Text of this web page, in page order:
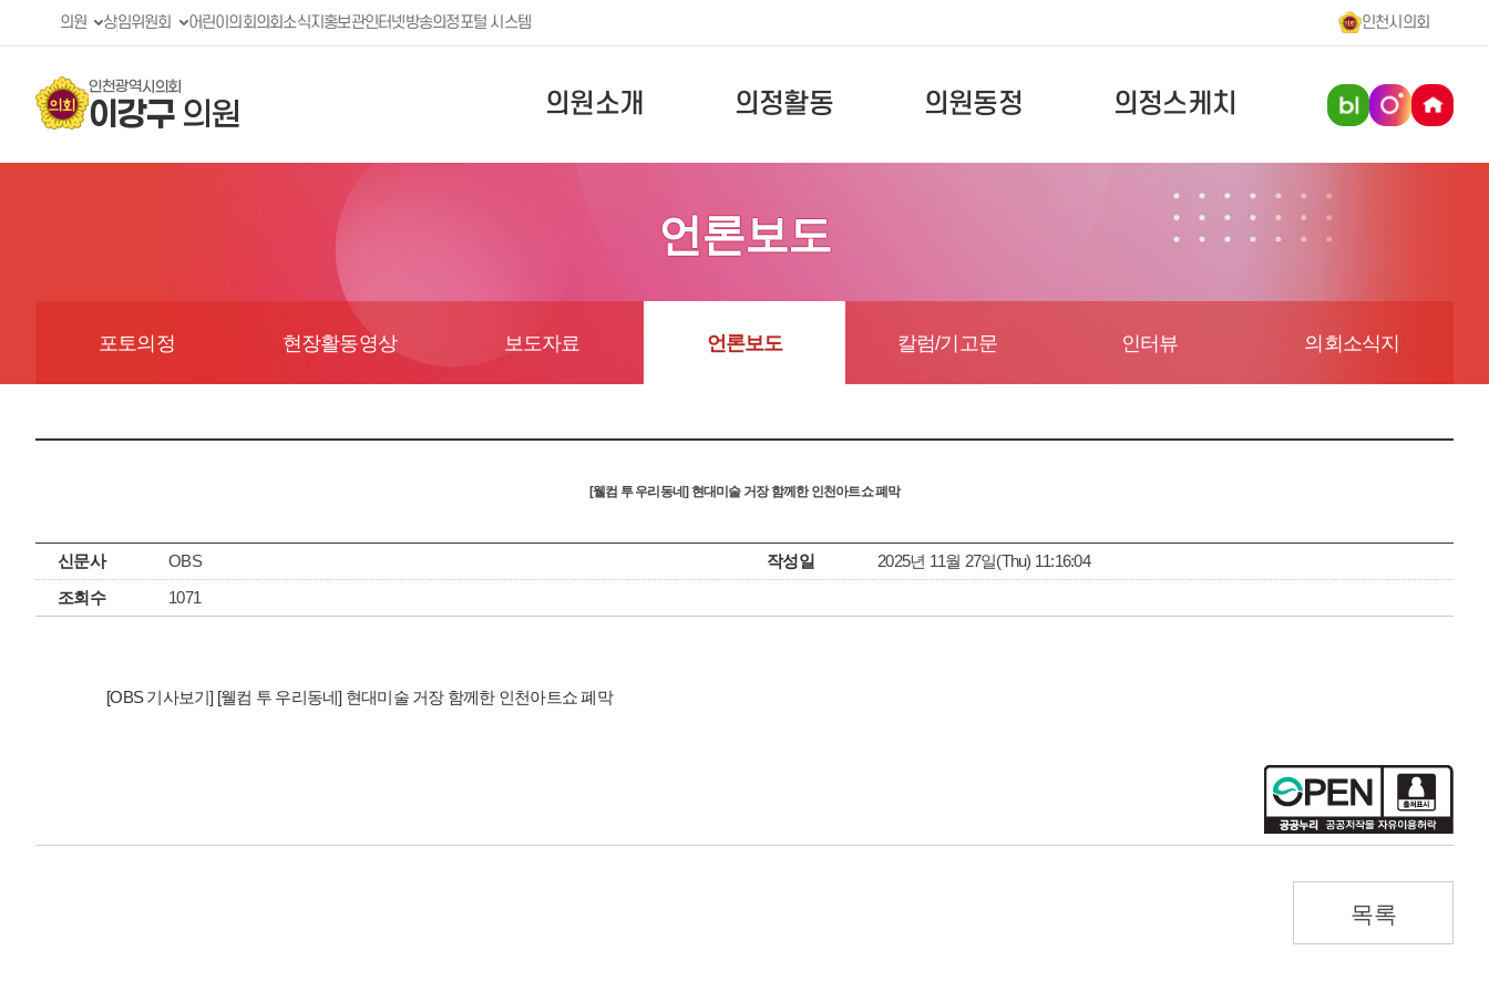
의원 상임위원회 어린이의회의회소식지 홍보관인터넷방송의정포털 시스템 인천시의회
인천광역시의회
이강구 의원 의원소개 의정활동 의원동정 의정스케치
언론보도
포토의정 현장활동영상 보도자료 언론보도 칼럼/기고문 인터뷰 의회소식지
[웰컴 투 우리동네] 현대미술 거장 함께한 인천아트쇼 폐막
신문사 OBS 작성일
2025년 11월 27일(Thu) 11:16:04
조회수
1071
[OBS 기사보기] [웰컴 투 우리동네] 현대미술 거장 함께한 인천아트쇼 폐막
목록